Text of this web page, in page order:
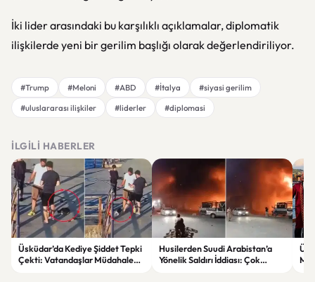
İki lider arasındaki bu karşılıklı açıklamalar, diplomatik
ilişkilerde yeni bir gerilim başlığı olarak değerlendiriliyor.
#Trump #Meloni #ABD #İtalya
#siyasi gerilim
#uluslararası ilişkiler
#liderler #diplomasi
İLGILI HABERLER
Üsküdar’da Kediye Şiddet Tepki
Çekti: Vatandaşlar Müdahale
Husilerden Suudi Arabistan’a
Yönelik Saldırı İddiası: Çok